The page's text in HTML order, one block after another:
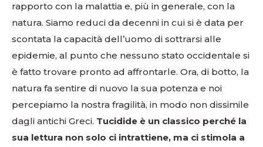
rapporto con la malattia e, più in generale, con la
natura. Siamo reduci da decenni in cui si è data per
scontata la capacità dell’uomo di sottrarsi alle
epidemie, al punto che nessuno stato occidentale si
è fatto trovare pronto ad affrontarle. Ora, di botto, la
natura fa sentire di nuovo la sua potenza e noi
percepiamo la nostra fragilità, in modo non dissimile
dagli antichi Greci. Tucidide è un classico perché la
sua lettura non solo ci intrattiene, ma ci stimola a